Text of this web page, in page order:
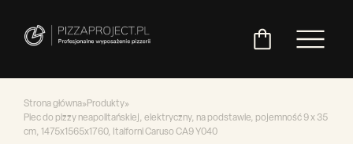
Strona główna»Produkty»
Piec do pizzy neapolitańskiej, elektryczny, na podstawie, pojemność 9 x 35
cm, 1475x1565x1760, Italforni Caruso CA9 Y040